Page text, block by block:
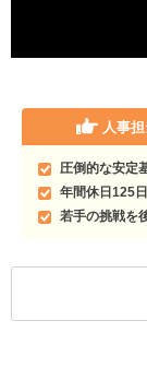
人事
圧倒的な安定
年間休日125
若手の挑戦を